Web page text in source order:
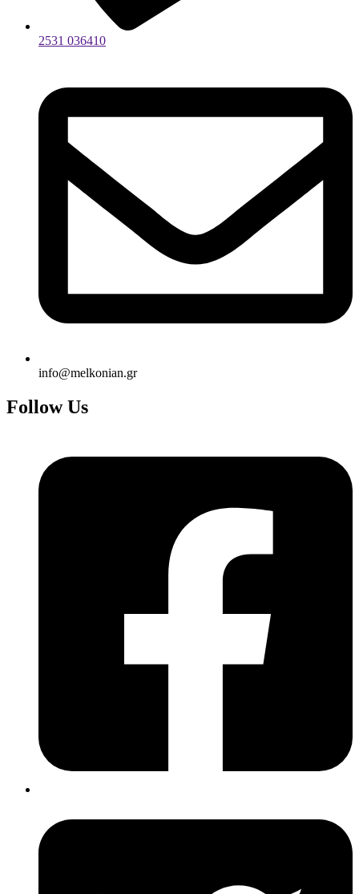
2531 036410
info@melkonian.gr
Follow Us